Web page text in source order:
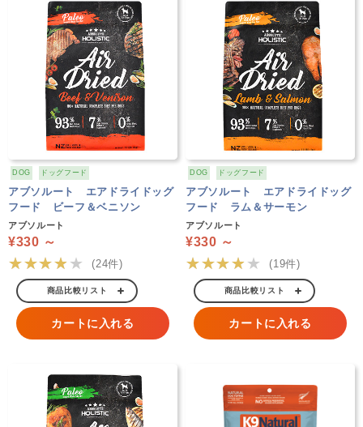
DOG ドッグフード
アブソルート エアドライドッグ
フード ビーフ＆ベニソン
アブソルート
¥330 ～
★★★★★ (24件)
商品比較リスト
カートに入れる
DOG ドッグフード
アブソルート エアドライドッグ
フード ラム＆サーモン
アブソルート
¥330 ～
★★★★★ (19件)
商品比較リスト
カートに入れる